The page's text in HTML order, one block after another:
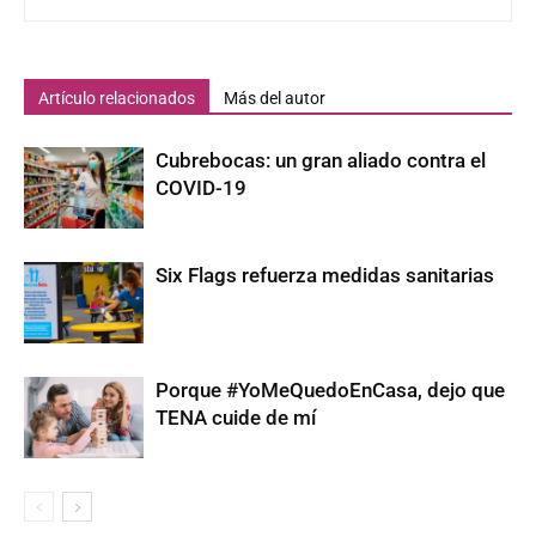
Artículo relacionados Más del autor
Cubrebocas: un gran aliado contra el
COVID-19
Six Flags refuerza medidas sanitarias
Porque #YoMeQuedoEnCasa, dejo que
TENA cuide de mí